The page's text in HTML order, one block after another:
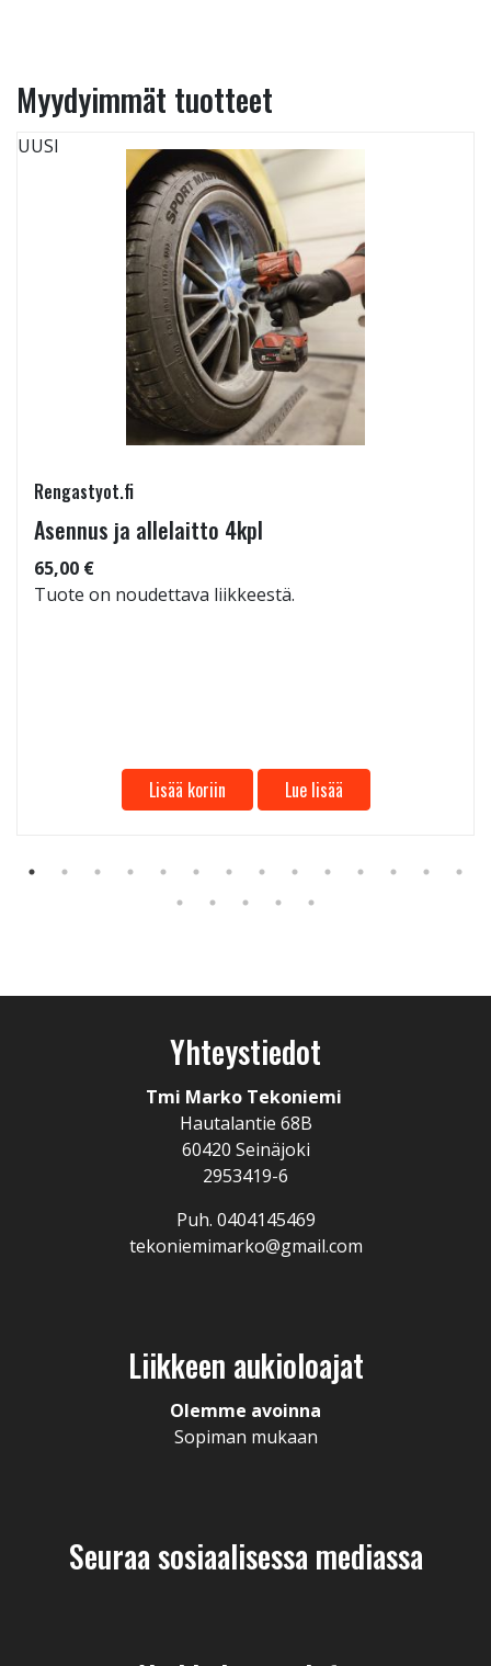
Myydyimmät tuotteet
UUSI
Rengastyot.fi
Asennus ja allelaitto 4kpl
65,00 €
Tuote on noudettava liikkeestä.
Lisää koriin Lue lisää
Yhteystiedot
Tmi Marko Tekoniemi
Hautalantie 68B
60420 Seinäjoki
2953419-6
Puh. 0404145469
tekoniemimarko@gmail.com
Liikkeen aukioloajat
Olemme avoinna
Sopiman mukaan
Seuraa sosiaalisessa mediassa